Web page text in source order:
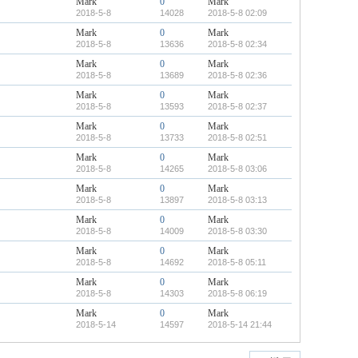
2018-5-8 14028 2018-5-8 02:09
Mark
2018-5-8
0
13636
Mark
2018-5-8 02:34
Mark
2018-5-8
0
13689
Mark
2018-5-8 02:36
Mark
2018-5-8
0
13593
Mark
2018-5-8 02:37
Mark
2018-5-8
0
13733
Mark
2018-5-8 02:51
Mark
2018-5-8
0
14265
Mark
2018-5-8 03:06
Mark
2018-5-8
0
13897
Mark
2018-5-8 03:13
Mark
2018-5-8
0
14009
Mark
2018-5-8 03:30
Mark
2018-5-8
0
14692
Mark
2018-5-8 05:11
Mark
2018-5-8
0
14303
Mark
2018-5-8 06:19
Mark
2018-5-14
0
14597
Mark
2018-5-14 21:44